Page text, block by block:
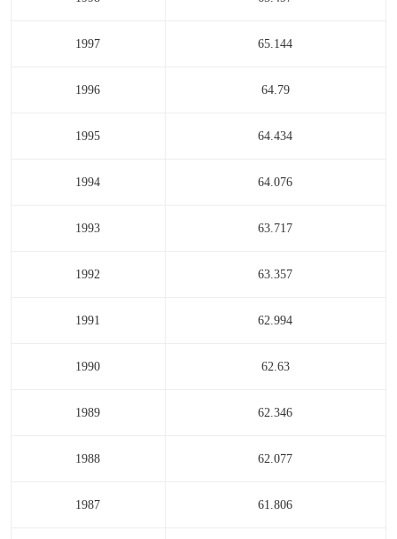
1997 65.144
1996 64.79
1995 64.434
1994 64.076
1993 63.717
1992 63.357
1991 62.994
1990 62.63
1989 62.346
1988 62.077
1987 61.806